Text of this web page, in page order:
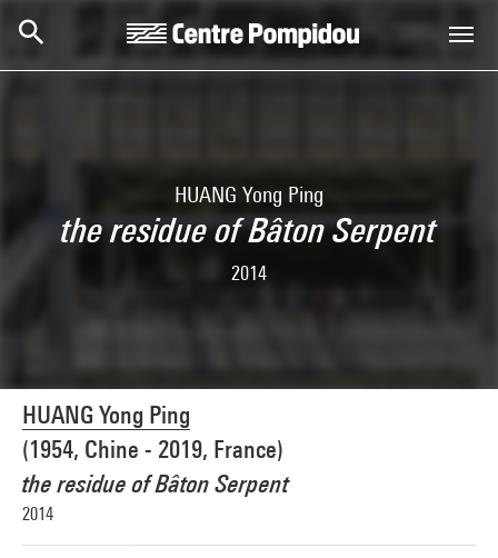
HUANG Yong Ping
the residue of Bâton Serpent
2014
HUANG Yong Ping
(1954, Chine - 2019, France)
the residue of Bâton Serpent
2014